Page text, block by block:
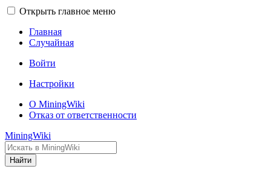
Открыть главное меню
Главная
Случайная
Войти
Настройки
О MiningWiki
Отказ от ответственности
MiningWiki
Найти